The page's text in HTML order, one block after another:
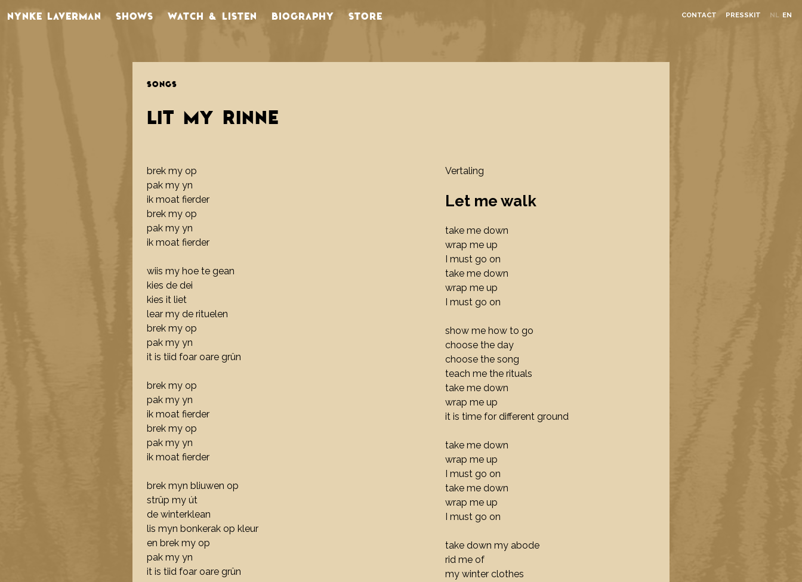
NYNKE LAVERMAN CONTACT PRESSKIT NL EN
SHOWS WATCH & LISTEN BIOGRAPHY STORE
SONGS
LIT MY RINNE
brek my op
pak my yn
ik moat fierder
brek my op
pak my yn
ik moat fierder
wiis my hoe te gean
kies de dei
kies it liet
lear my de rituelen
brek my op
pak my yn
it is tiid foar oare grûn
brek my op
pak my yn
ik moat fierder
brek my op
pak my yn
ik moat fierder
brek myn bliuwen op
strûp my út
de winterklean
lis myn bonkerak op kleur
en brek my op
pak my yn
it is tiid foar oare grûn
Vertaling
Let me walk
take me down
wrap me up
I must go on
take me down
wrap me up
I must go on
show me how to go
choose the day
choose the song
teach me the rituals
take me down
wrap me up
it is time for different ground
take me down
wrap me up
I must go on
take me down
wrap me up
I must go on
take down my abode
rid me of
my winter clothes